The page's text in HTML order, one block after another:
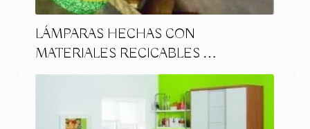
LÁMPARAS HECHAS CON
MATERIALES RECICABLES …